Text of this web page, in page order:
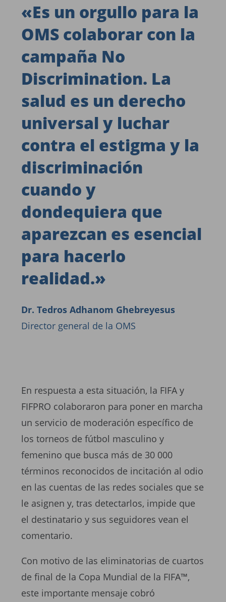
«Es un orgullo para la
OMS colaborar con la
campaña No
Discrimination. La
salud es un derecho
universal y luchar
contra el estigma y la
discriminación
cuando y
dondequiera que
aparezcan es esencial
para hacerlo
realidad.»
Dr. Tedros Adhanom Ghebreyesus
Director general de la OMS
En respuesta a esta situación, la FIFA y
FIFPRO colaboraron para poner en marcha
un servicio de moderación específico de
los torneos de fútbol masculino y
femenino que busca más de 30 000
términos reconocidos de incitación al odio
en las cuentas de las redes sociales que se
le asignen y, tras detectarlos, impide que
el destinatario y sus seguidores vean el
comentario.
Con motivo de las eliminatorias de cuartos
de final de la Copa Mundial de la FIFA™,
este importante mensaje cobró